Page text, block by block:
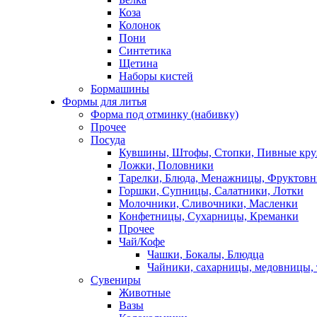
Коза
Колонок
Пони
Синтетика
Щетина
Наборы кистей
Бормашины
Формы для литья
Форма под отминку (набивку)
Прочее
Посуда
Кувшины, Штофы, Стопки, Пивные
Ложки, Половники
Тарелки, Блюда, Менажницы,
Горшки, Супницы, Салатники, Лотки
Молочники, Сливочники, Масленки
Конфетницы, Сухарницы, Креманки
Прочее
Чай/Кофе
Чашки, Бокалы, Блюдца
Чайники, сахарницы, медовницы,
Сувениры
Животные
Вазы